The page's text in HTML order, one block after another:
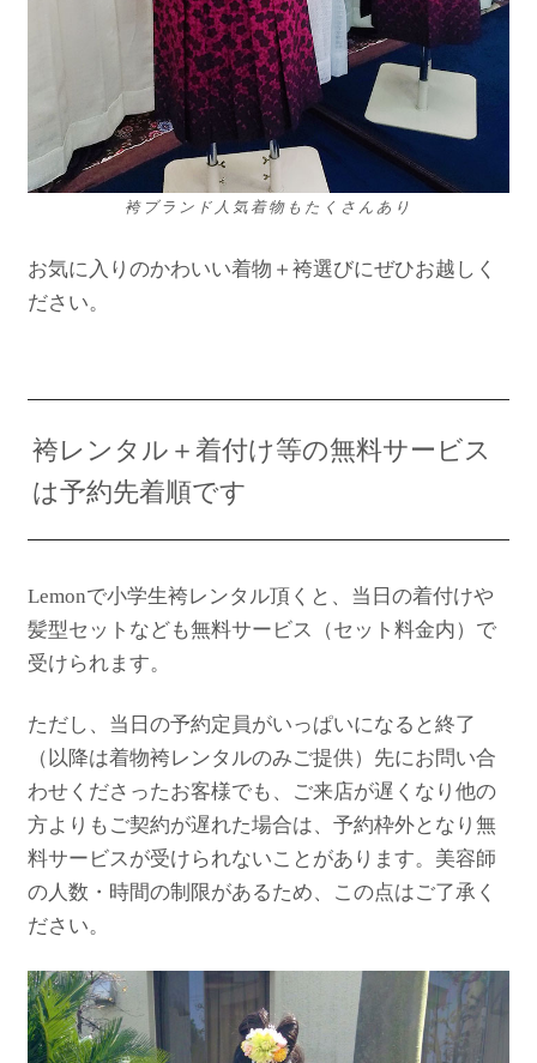
袴ブランド人気着物もたくさんあり
お気に入りのかわいい着物＋袴選びにぜひお越しく
ださい。
袴レンタル＋着付け等の無料サービス
は予約先着順です
Lemonで小学生袴レンタル頂くと、当日の着付けや
髪型セットなども無料サービス（セット料金内）で
受けられます。
ただし、当日の予約定員がいっぱいになると終了
（以降は着物袴レンタルのみご提供）先にお問い合
わせくださったお客様でも、ご来店が遅くなり他の
方よりもご契約が遅れた場合は、予約枠外となり無
料サービスが受けられないことがあります。美容師
の人数・時間の制限があるため、この点はご了承く
ださい。